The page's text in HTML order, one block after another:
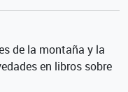
de la montaña y la
en libros sobre